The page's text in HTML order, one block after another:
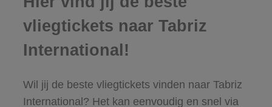
vliegtickets naar Tabriz
International!
Wil jij de beste vliegtickets vinden naar Tabriz
International? Het kan eenvoudig en snel via